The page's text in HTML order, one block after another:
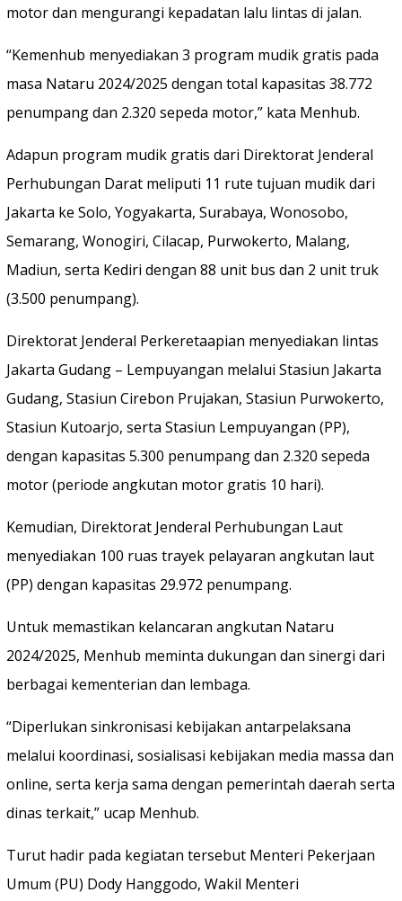
motor dan mengurangi kepadatan lalu lintas di jalan.
“Kemenhub menyediakan 3 program mudik gratis pada
masa Nataru 2024/2025 dengan total kapasitas 38.772
penumpang dan 2.320 sepeda motor,” kata Menhub.
Adapun program mudik gratis dari Direktorat Jenderal
Perhubungan Darat meliputi 11 rute tujuan mudik dari
Jakarta ke Solo, Yogyakarta, Surabaya, Wonosobo,
Semarang, Wonogiri, Cilacap, Purwokerto, Malang,
Madiun, serta Kediri dengan 88 unit bus dan 2 unit truk
(3.500 penumpang).
Direktorat Jenderal Perkeretaapian menyediakan lintas
Jakarta Gudang – Lempuyangan melalui Stasiun Jakarta
Gudang, Stasiun Cirebon Prujakan, Stasiun Purwokerto,
Stasiun Kutoarjo, serta Stasiun Lempuyangan (PP),
dengan kapasitas 5.300 penumpang dan 2.320 sepeda
motor (periode angkutan motor gratis 10 hari).
Kemudian, Direktorat Jenderal Perhubungan Laut
menyediakan 100 ruas trayek pelayaran angkutan laut
(PP) dengan kapasitas 29.972 penumpang.
Untuk memastikan kelancaran angkutan Nataru
2024/2025, Menhub meminta dukungan dan sinergi dari
berbagai kementerian dan lembaga.
“Diperlukan sinkronisasi kebijakan antarpelaksana
melalui koordinasi, sosialisasi kebijakan media massa dan
online, serta kerja sama dengan pemerintah daerah serta
dinas terkait,” ucap Menhub.
Turut hadir pada kegiatan tersebut Menteri Pekerjaan
Umum (PU) Dody Hanggodo, Wakil Menteri